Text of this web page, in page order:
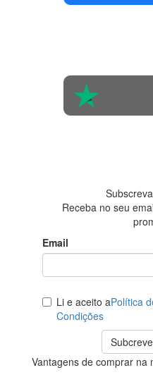
Receba no seu
Email
Li e aceito aPolítica
Condições
Vantagens de comprar na